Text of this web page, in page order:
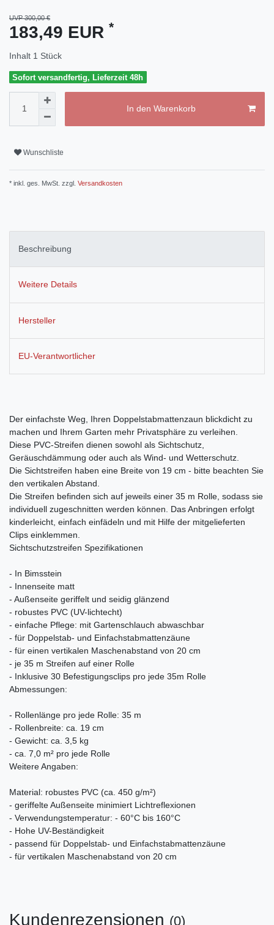
UVP 300,00 €
183,49 EUR *
Inhalt 1 Stück
Sofort versandfertig, Lieferzeit 48h
In den Warenkorb
Wunschliste
* inkl. ges. MwSt. zzgl. Versandkosten
Beschreibung
Weitere Details
Hersteller
EU-Verantwortlicher
Der einfachste Weg, Ihren Doppelstabmattenzaun blickdicht zu
machen und Ihrem Garten mehr Privatsphäre zu verleihen.
Diese PVC-Streifen dienen sowohl als Sichtschutz,
Geräuschdämmung oder auch als Wind- und Wetterschutz.
Die Sichtstreifen haben eine Breite von 19 cm - bitte beachten Sie
den vertikalen Abstand.
Die Streifen befinden sich auf jeweils einer 35 m Rolle, sodass sie
individuell zugeschnitten werden können. Das Anbringen erfolgt
kinderleicht, einfach einfädeln und mit Hilfe der mitgelieferten
Clips einklemmen.
Sichtschutzstreifen Spezifikationen
- In Bimsstein
- Innenseite matt
- Außenseite geriffelt und seidig glänzend
- robustes PVC (UV-lichtecht)
- einfache Pflege: mit Gartenschlauch abwaschbar
- für Doppelstab- und Einfachstabmattenzäune
- für einen vertikalen Maschenabstand von 20 cm
- je 35 m Streifen auf einer Rolle
- Inklusive 30 Befestigungsclips pro jede 35m Rolle
Abmessungen:
- Rollenlänge pro jede Rolle: 35 m
- Rollenbreite: ca. 19 cm
- Gewicht: ca. 3,5 kg
- ca. 7,0 m² pro jede Rolle
Weitere Angaben:
Material: robustes PVC (ca. 450 g/m²)
- geriffelte Außenseite minimiert Lichtreflexionen
- Verwendungstemperatur: - 60°C bis 160°C
- Hohe UV-Beständigkeit
- passend für Doppelstab- und Einfachstabmattenzäune
- für vertikalen Maschenabstand von 20 cm
Kundenrezensionen (0)